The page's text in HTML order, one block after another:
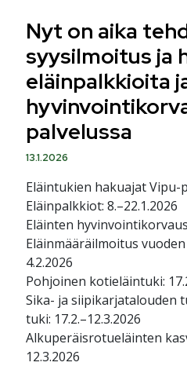
Nyt on aika
syysilmoitus ja
eläinpalkkioita
palvelussa
13.1.2026
Eläintukien hakuajat Vipu-
Eläinpalkkiot: 8.–22.1.2026
Eläinten
Eläinmääräilmoitus vuoden
4.2.2026
Pohjoinen kotieläintuki:
Sika- ja siipikarjatalouden
tuki: 17.2.–12.3.2026
Alkuperäisrotueläinten
12.3.2026